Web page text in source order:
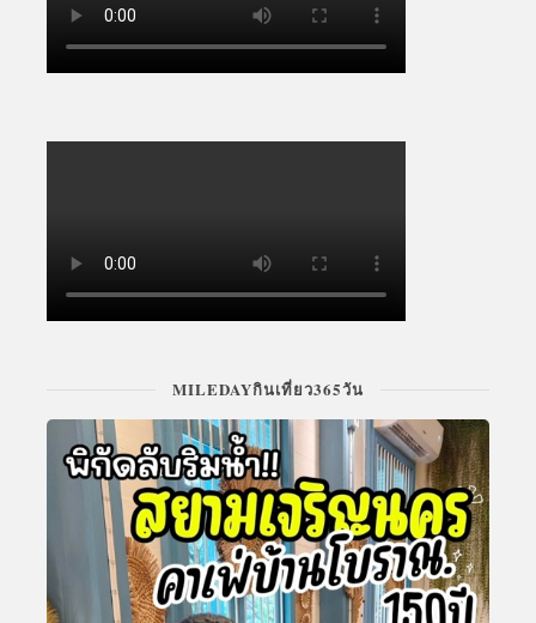
MILEDAYกินเที่ยว365วัน